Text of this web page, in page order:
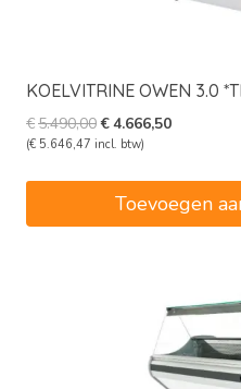
KOELVITRINE OWEN 3.0
€5.490,00Oorspronkelijke
prijs
€4.666,50Huidige
(€ 5.646,47 incl. btw)
Toevoegen